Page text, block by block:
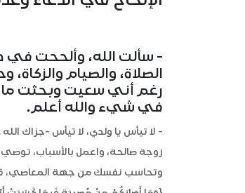
- سألت الله، وألححت
الصلاة، والصيام
رغم أني سعيت وبحثت ما
في شيء والله أعلم.
- لا تيأس يا ولدي، لا تيأس -جزاك
زوجة صالحة، واعمل بالأسباب،
وتحاسب نفسك من جهة المعاصي،